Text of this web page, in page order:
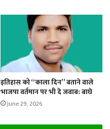
इतिहास को “काला दिन” बताने वाले
भाजपा वर्तमान पर भी दे जवाब: बाघे
June 29, 2026